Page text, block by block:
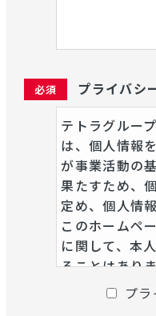
プライバシ
テトラグルー
は、個人情報
が事業活動の
果たすため、
定め、個人情
このホームペ
に関して、本
ることはあり
お客様の個
らせする目的
プ